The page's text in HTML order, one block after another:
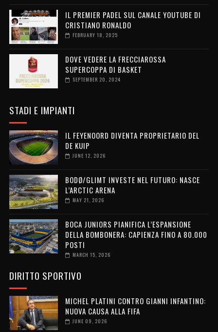
IL PREMIER PADEL SUL CANALE YOUTUBE DI
CRISTIANO RONALDO
FEBRUARY 18, 2025
DOVE VEDERE LA FRECCIAROSSA
SUPERCOPPA DI BASKET
SEPTEMBER 20, 2024
STADI E IMPIANTI
IL FEYENOORD DIVENTA PROPRIETARIO DEL
DE KUIP
JUNE 12, 2026
BODØ/GLIMT INVESTE NEL FUTURO: NASCE
L’ARCTIC ARENA
MAY 21, 2026
BOCA JUNIORS PIANIFICA L’ESPANSIONE
DELLA BOMBONERA: CAPIENZA FINO A 80.000
POSTI
MARCH 15, 2026
DIRITTO SPORTIVO
MICHEL PLATINI CONTRO GIANNI INFANTINO:
NUOVA CAUSA ALLA FIFA
JUNE 09, 2026